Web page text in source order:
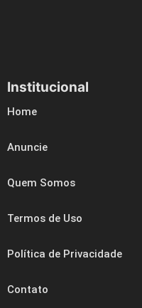
Institucional
Home
Anuncie
Quem Somos
Termos de Uso
Política de Privacidade
Contato